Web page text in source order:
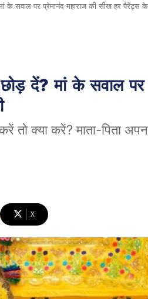
के सवाल पर प्रेमानंद महाराज की सीख हर पैरेंट्स
दें? मां के सवाल पर
तो क्या करें? माता-पिता
X